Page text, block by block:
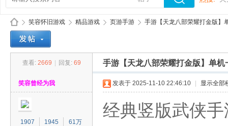
笑容怀旧游戏
›
精品游戏 页游手游
›
手游【天龙八部荣耀打金版】
查看: 2669 回复: 69 手游【天龙八部荣耀打金版】单
笑容曾经为我
1907
1945
61万
发表于 2025-11-10 22:46:10 显示全部
经典竖版武侠